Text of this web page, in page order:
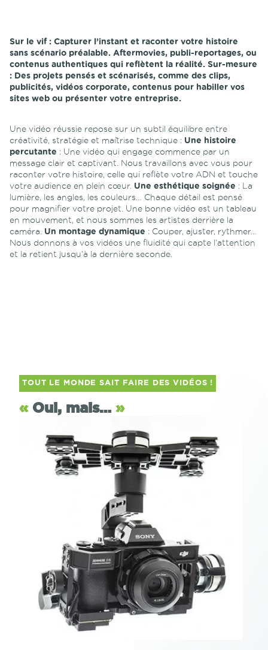
Sur le vif : Capturer l’instant et raconter votre histoire
sans scénario préalable. Aftermovies, publi-reportages, ou
contenus authentiques qui reflètent la réalité. Sur-mesure
: Des projets pensés et scénarisés, comme des clips,
publicités, vidéos corporate, contenus pour habiller vos
sites web ou présenter votre entreprise.
Une vidéo réussie repose sur un subtil équilibre entre
créativité, stratégie et maîtrise technique : Une histoire
percutante : Une vidéo qui engage commence par un
message clair et captivant. Nous travaillons avec vous pour
raconter votre histoire, celle qui reflète votre ADN et touche
votre audience en plein cœur. Une esthétique soignée : La
lumière, les angles, les couleurs… Chaque détail est pensé
pour magnifier votre projet. Une bonne vidéo est un tableau
en mouvement, et nous sommes les artistes derrière la
caméra. Un montage dynamique : Couper, ajuster, rythmer…
Nous donnons à vos vidéos une fluidité qui capte l’attention
et la retient jusqu’à la dernière seconde.
TOUT LE MONDE SAIT FAIRE DES VIDÉOS !
«Oui, mais… »